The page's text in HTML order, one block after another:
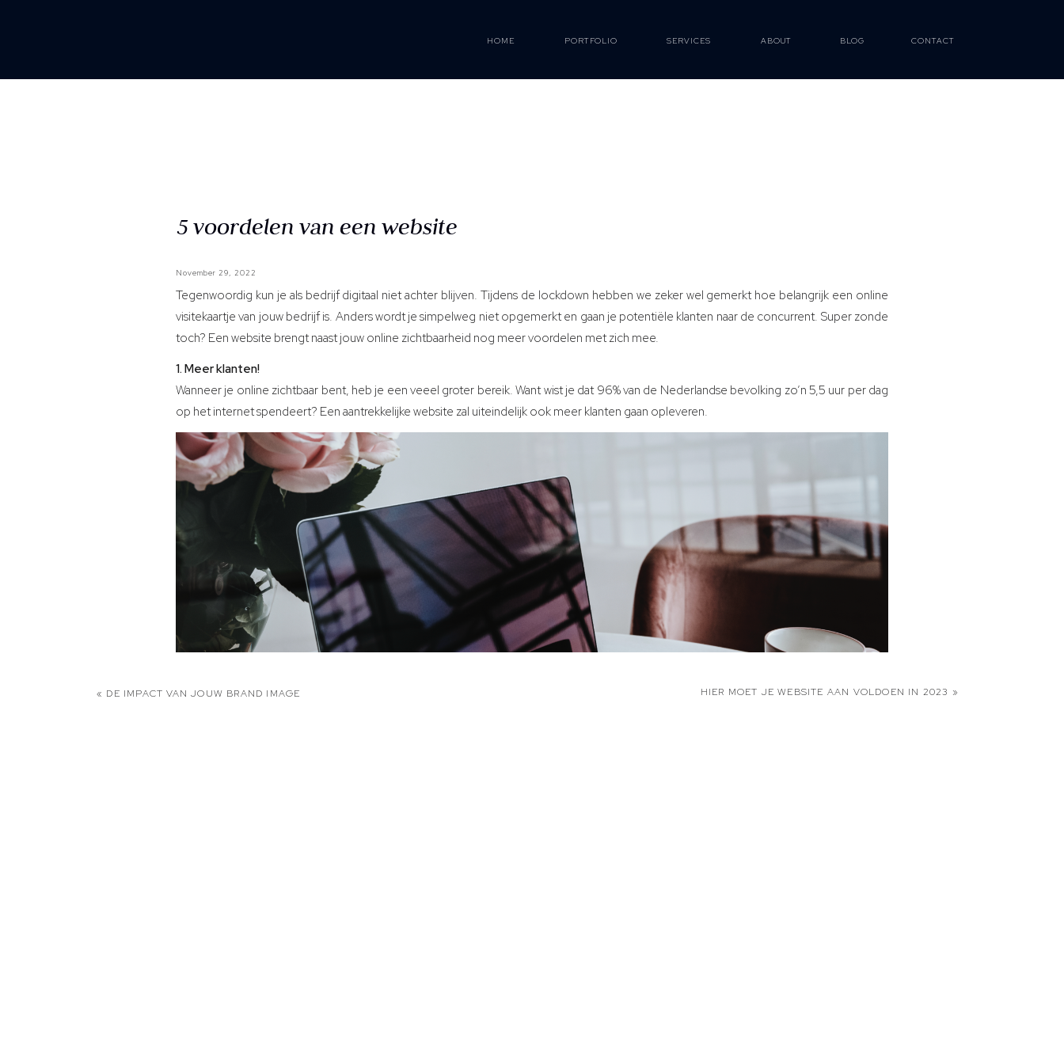
HOME PORTFOLIO SERVICES BLOG CONTACT
ABOUT
5 voordelen van een website
November 29, 2022
Tegenwoordig kun je als bedrijf digitaal niet achter blijven. Tijdens de lockdown hebben we zeker wel gemerkt hoe belangrijk een online
visitekaartje van jouw bedrijf is. Anders wordt je simpelweg niet opgemerkt en gaan je potentiële klanten naar de concurrent. Super zonde
toch? Een website brengt naast jouw online zichtbaarheid nog meer voordelen met zich mee.
1. Meer klanten!
Wanneer je online zichtbaar bent, heb je een veeel groter bereik. Want wist je dat 96% van de Nederlandse bevolking zo’n 5,5 uur per dag
op het internet spendeert? Een aantrekkelijke website zal uiteindelijk ook meer klanten gaan opleveren.
HIER MOET JE WEBSITE AAN VOLDOEN IN 2023 »
« DE IMPACT VAN JOUW BRAND IMAGE